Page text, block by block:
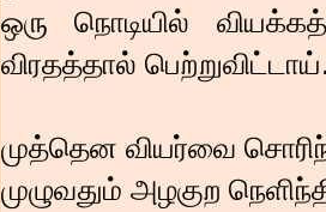
ஒரு நொடியில்
விரதத்தால்
முத்தென வியர்வை
முழுவதும் அழகுற